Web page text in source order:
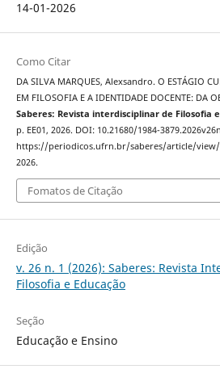
14-01-2026
Como Citar
DA SILVA MARQUES, Alexsandro. O ESTÁGIO
EM FILOSOFIA E A IDENTIDADE DOCENTE: DA
Saberes: Revista interdisciplinar de Filosofia
p. EE01, 2026. DOI: 10.21680/1984-
https://periodicos.ufrn.br/saberes/article/view/
2026.
Fomatos de Citação
Edição
v. 26 n. 1 (2026): Saberes: Revista
Filosofia e Educação
Seção
Educação e Ensino